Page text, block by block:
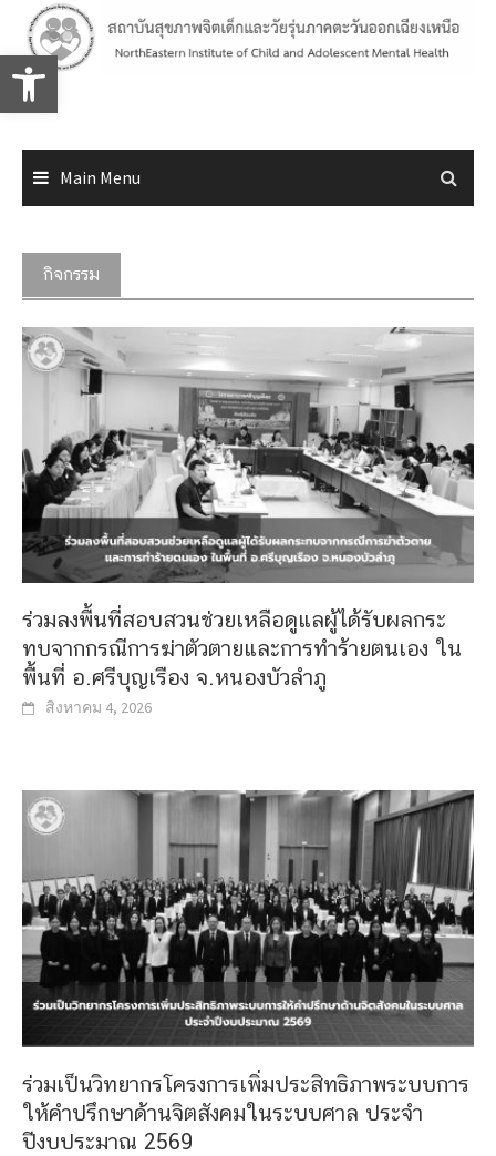
Open toolbar
content
Main Menu
กิจกรรม
ร่วมลงพื้นที่สอบสวนช่วยเหลือดูแลผู้ได้รับผลกระ
ทบจากกรณีการฆ่าตัวตายและการทำร้ายตนเอง ใน
พื้นที่ อ.ศรีบุญเรือง จ.หนองบัวลำภู
สิงหาคม 4, 2026
ร่วมเป็นวิทยากรโครงการเพิ่มประสิทธิภาพระบบการ
ให้คำปรึกษาด้านจิตสังคมในระบบศาล ประจำ
ปีงบประมาณ 2569